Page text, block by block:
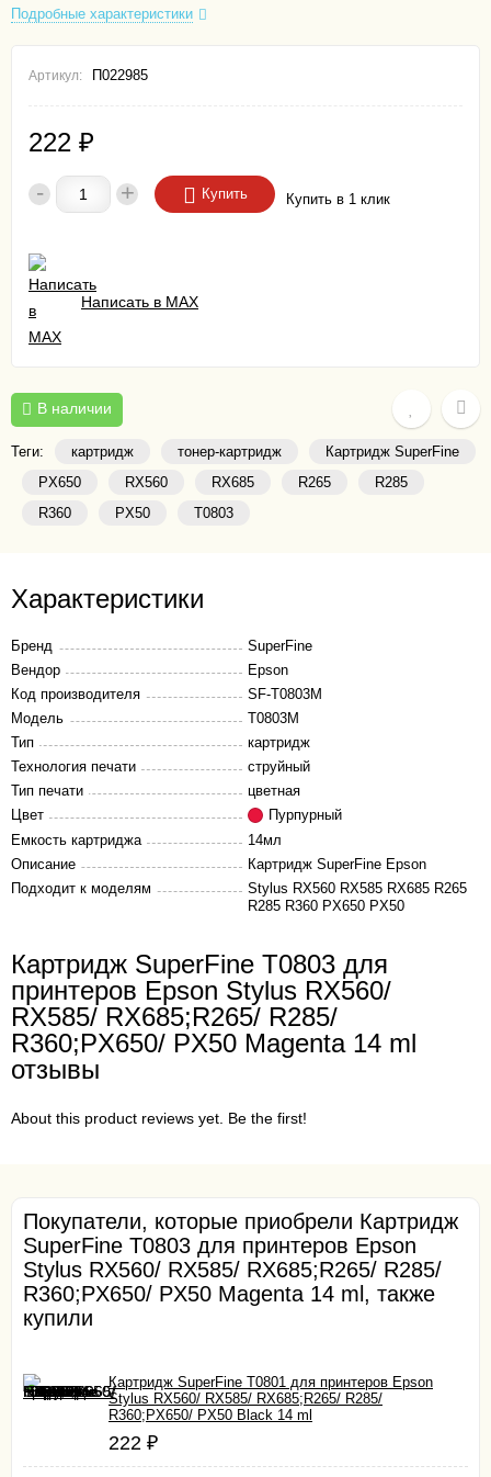
Подробные характеристики
Артикул: П022985
222 ₽
- + Купить Купить в 1 клик
Написать в MAX
В наличии
Теги: картридж тонер-картридж
Картридж SuperFine
PX650
RX560 RX685 R265
R285
R360
PX50 T0803
Характеристики
Бренд
SuperFine
Вендор
Epson
Код производителя
SF-T0803M
Модель
T0803M
Тип
картридж
Технология печати
струйный
Тип печати
цветная
Цвет
Пурпурный
Емкость картриджа
14мл
Описание
Картридж SuperFine Epson
Подходит к моделям
Stylus RX560 RX585 RX685 R265
R285 R360 PX650 PX50
Картридж SuperFine T0803 для
принтеров Epson Stylus RX560/
RX585/ RX685;R265/ R285/
R360;PX650/ PX50 Magenta 14 ml
отзывы
About this product reviews yet. Be the first!
Покупатели, которые приобрели Картридж
SuperFine T0803 для принтеров Epson
Stylus RX560/ RX585/ RX685;R265/ R285/
R360;PX650/ PX50 Magenta 14 ml, также
купили
Картридж SuperFine T0801 для принтеров Epson
Stylus RX560/ RX585/ RX685;R265/ R285/
R360;PX650/ PX50 Black 14 ml
222 ₽